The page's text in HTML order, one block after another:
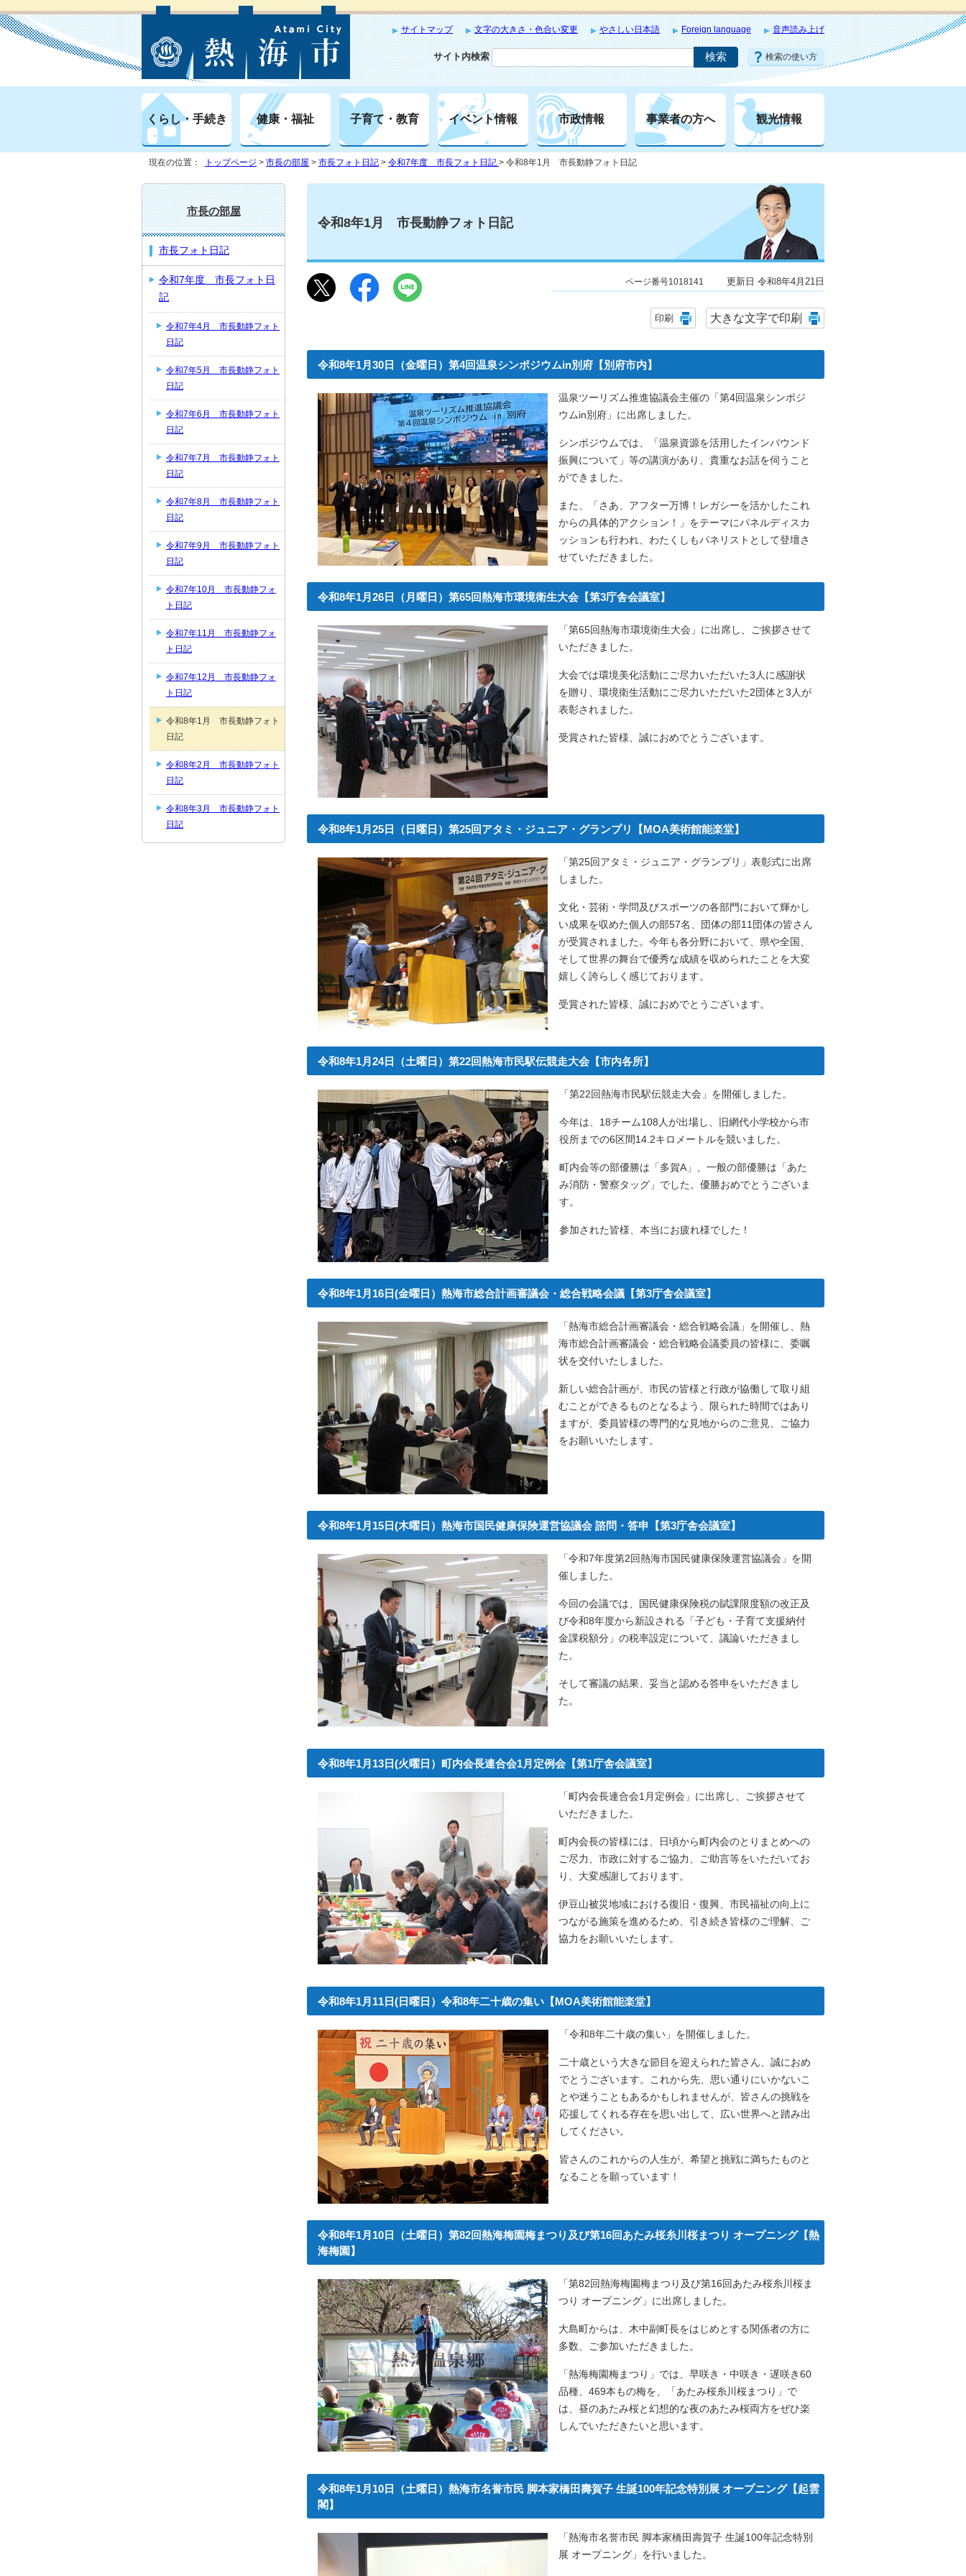
サイトマップ 文字の大きさ・色合い変更 やさしい日本語 Foreign language 音声読み上げ
サイト内検索 検索の使い方
くらし・手続き 健康・福祉 子育て・教育 イベント情報 市政情報 事業者の方へ 観光情報
現在の位置： トップページ > 市長の部屋 > 市長フォト日記 > 令和7年度 市長フォト日記 > 令和8年1月 市長動静フォト日記
令和8年1月 市長動静フォト日記
ページ番号1018141 更新日 令和8年4月21日
印刷 大きな文字で印刷
令和8年1月30日（金曜日）第4回温泉シンポジウムin別府【別府市内】
温泉ツーリズム推進協議会主催の「第4回温泉シンポジ
ウムin別府」に出席しました。
シンポジウムでは、「温泉資源を活用したインバウンド
振興について」等の講演があり、貴重なお話を伺うこと
ができました。
また、「さあ、アフター万博！レガシーを活かしたこれ
からの具体的アクション！」をテーマにパネルディスカ
ッションも行われ、わたくしもパネリストとして登壇さ
せていただきました。
令和8年1月26日（月曜日）第65回熱海市環境衛生大会【第3庁舎会議室】
「第65回熱海市環境衛生大会」に出席し、ご挨拶させて
いただきました。
大会では環境美化活動にご尽力いただいた3人に感謝状
を贈り、環境衛生活動にご尽力いただいた2団体と3人が
表彰されました。
受賞された皆様、誠におめでとうございます。
令和8年1月25日（日曜日）第25回アタミ・ジュニア・グランプリ【MOA美術館能楽堂】
「第25回アタミ・ジュニア・グランプリ」表彰式に出席
しました。
文化・芸術・学問及びスポーツの各部門において輝かし
い成果を収めた個人の部57名、団体の部11団体の皆さん
が受賞されました。今年も各分野において、県や全国、
そして世界の舞台で優秀な成績を収められたことを大変
嬉しく誇らしく感じております。
受賞された皆様、誠におめでとうございます。
令和8年1月24日（土曜日）第22回熱海市民駅伝競走大会【市内各所】
「第22回熱海市民駅伝競走大会」を開催しました。
今年は、18チーム108人が出場し、旧網代小学校から市
役所までの6区間14.2キロメートルを競いました。
町内会等の部優勝は「多賀A」、一般の部優勝は「あた
み消防・警察タッグ」でした。優勝おめでとうございま
す。
参加された皆様、本当にお疲れ様でした！
令和8年1月16日(金曜日）熱海市総合計画審議会・総合戦略会議【第3庁舎会議室】
「熱海市総合計画審議会・総合戦略会議」を開催し、熱
海市総合計画審議会・総合戦略会議委員の皆様に、委嘱
状を交付いたしました。
新しい総合計画が、市民の皆様と行政が協働して取り組
むことができるものとなるよう、限られた時間ではあり
ますが、委員皆様の専門的な見地からのご意見、ご協力
をお願いいたします。
令和8年1月15日(木曜日）熱海市国民健康保険運営協議会 諮問・答申【第3庁舎会議室】
「令和7年度第2回熱海市国民健康保険運営協議会」を開
催しました。
今回の会議では、国民健康保険税の賦課限度額の改正及
び令和8年度から新設される「子ども・子育て支援納付
金課税額分」の税率設定について、議論いただきまし
た。
そして審議の結果、妥当と認める答申をいただきまし
た。
令和8年1月13日(火曜日）町内会長連合会1月定例会【第1庁舎会議室】
「町内会長連合会1月定例会」に出席し、ご挨拶させて
いただきました。
町内会長の皆様には、日頃から町内会のとりまとめへの
ご尽力、市政に対するご協力、ご助言等をいただいてお
り、大変感謝しております。
伊豆山被災地域における復旧・復興、市民福祉の向上に
つながる施策を進めるため、引き続き皆様のご理解、ご
協力をお願いいたします。
令和8年1月11日(日曜日）令和8年二十歳の集い【MOA美術館能楽堂】
「令和8年二十歳の集い」を開催しました。
二十歳という大きな節目を迎えられた皆さん、誠におめ
でとうございます。これから先、思い通りにいかないこ
とや迷うこともあるかもしれませんが、皆さんの挑戦を
応援してくれる存在を思い出して、広い世界へと踏み出
してください。
皆さんのこれからの人生が、希望と挑戦に満ちたものと
なることを願っています！
令和8年1月10日（土曜日）第82回熱海梅園梅まつり及び第16回あたみ桜糸川桜まつり オープニング【熱
海梅園】
「第82回熱海梅園梅まつり及び第16回あたみ桜糸川桜ま
つり オープニング」に出席しました。
大島町からは、木中副町長をはじめとする関係者の方に
多数、ご参加いただきました。
「熱海梅園梅まつり」では、早咲き・中咲き・遅咲き60
品種、469本もの梅を、「あたみ桜糸川桜まつり」で
は、昼のあたみ桜と幻想的な夜のあたみ桜両方をぜひ楽
しんでいただきたいと思います。
令和8年1月10日（土曜日）熱海市名誉市民 脚本家橋田壽賀子 生誕100年記念特別展 オープニング【起雲
閣】
「熱海市名誉市民 脚本家橋田壽賀子 生誕100年記念特別
展 オープニング」を行いました。
市長の部屋
市長フォト日記
令和7年度 市長フォト日
記
令和7年4月 市長動静フォト
日記
令和7年5月 市長動静フォト
日記
令和7年6月 市長動静フォト
日記
令和7年7月 市長動静フォト
日記
令和7年8月 市長動静フォト
日記
令和7年9月 市長動静フォト
日記
令和7年10月 市長動静フォ
ト日記
令和7年11月 市長動静フォ
ト日記
令和7年12月 市長動静フォ
ト日記
令和8年1月 市長動静フォト
日記
令和8年2月 市長動静フォト
日記
令和8年3月 市長動静フォト
日記